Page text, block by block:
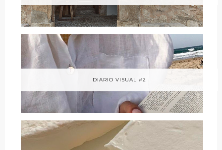
DIARIO VISUAL #2